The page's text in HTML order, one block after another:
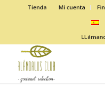
Tienda Mi cuenta